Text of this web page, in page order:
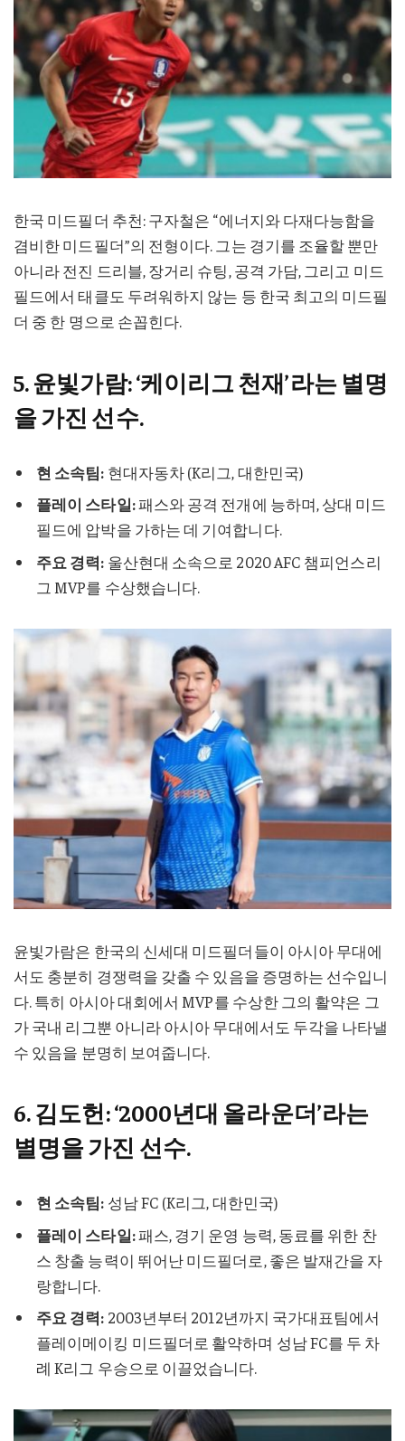
한국 미드필더 추천: 구자철은 “에너지와 다재다능함을
겸비한 미드필더”의 전형이다. 그는 경기를 조율할 뿐만
아니라 전진 드리블, 장거리 슈팅, 공격 가담, 그리고 미드
필드에서 태클도 두려워하지 않는 등 한국 최고의 미드필
더 중 한 명으로 손꼽힌다.
5. 윤빛가람: ‘케이리그 천재’라는 별명
을 가진 선수.
현 소속팀: 현대자동차 (K리그, 대한민국)
플레이 스타일:패스와 공격 전개에 능하며, 상대 미드
필드에 압박을 가하는 데 기여합니다.
주요 경력: 울산현대 소속으로 2020 AFC 챔피언스리
그 MVP를 수상했습니다.
윤빛가람은 한국의 신세대 미드필더들이 아시아 무대에
서도 충분히 경쟁력을 갖출 수 있음을 증명하는 선수입니
다. 특히 아시아 대회에서 MVP를 수상한 그의 활약은 그
가 국내 리그뿐 아니라 아시아 무대에서도 두각을 나타낼
수 있음을 분명히 보여줍니다.
6. 김도헌: ‘2000년대 올라운더’라는
별명을 가진 선수.
현 소속팀: 성남 FC (K리그, 대한민국)
플레이 스타일:패스, 경기 운영 능력, 동료를 위한 찬
스 창출 능력이 뛰어난 미드필더로, 좋은 발재간을 자
랑합니다.
주요 경력: 2003년부터 2012년까지 국가대표팀에서
플레이메이킹 미드필더로 활약하며 성남 FC를 두 차
례 K리그 우승으로 이끌었습니다.